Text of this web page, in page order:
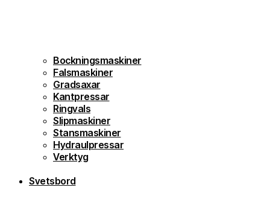
Bockningsmaskiner
Falsmaskiner
Gradsaxar
Kantpressar
Ringvals
Slipmaskiner
Stansmaskiner
Hydraulpressar
Verktyg
Svetsbord